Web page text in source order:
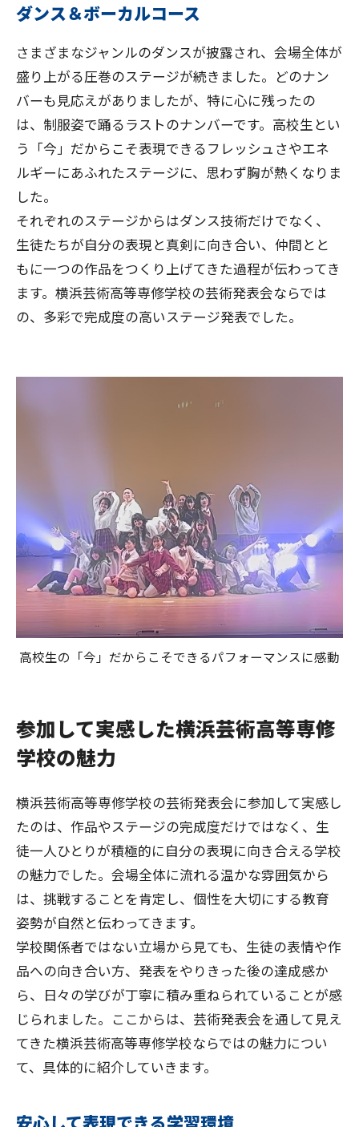
ダンス＆ボーカルコース
さまざまなジャンルのダンスが披露され、会場全体が
盛り上がる圧巻のステージが続きました。どのナン
バーも見応えがありましたが、特に心に残ったの
は、制服姿で踊るラストのナンバーです。高校生とい
う「今」だからこそ表現できるフレッシュさやエネ
ルギーにあふれたステージに、思わず胸が熱くなりま
した。
それぞれのステージからはダンス技術だけでなく、
生徒たちが自分の表現と真剣に向き合い、仲間とと
もに一つの作品をつくり上げてきた過程が伝わってき
ます。横浜芸術高等専修学校の芸術発表会ならでは
の、多彩で完成度の高いステージ発表でした。
高校生の「今」だからこそできるパフォーマンスに感動
参加して実感した横浜芸術高等専修
学校の魅力
横浜芸術高等専修学校の芸術発表会に参加して実感し
たのは、作品やステージの完成度だけではなく、生
徒一人ひとりが積極的に自分の表現に向き合える学校
の魅力でした。会場全体に流れる温かな雰囲気から
は、挑戦することを肯定し、個性を大切にする教育
姿勢が自然と伝わってきます。
学校関係者ではない立場から見ても、生徒の表情や作
品への向き合い方、発表をやりきった後の達成感か
ら、日々の学びが丁寧に積み重ねられていることが感
じられました。ここからは、芸術発表会を通して見え
てきた横浜芸術高等専修学校ならではの魅力につい
て、具体的に紹介していきます。